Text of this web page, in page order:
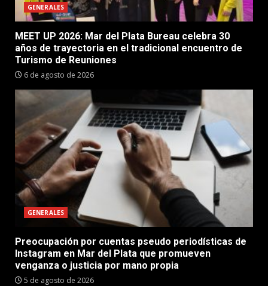
GENERALES
MEET UP 2026: Mar del Plata Bureau celebra 30
años de trayectoria en el tradicional encuentro de
Turismo de Reuniones
6 de agosto de 2026
GENERALES
Preocupación por cuentas pseudo periodísticas de
Instagram en Mar del Plata que promueven
venganza o justicia por mano propia
5 de agosto de 2026